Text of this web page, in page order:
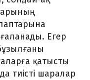
Егер
қатысты
тиісті шаралар